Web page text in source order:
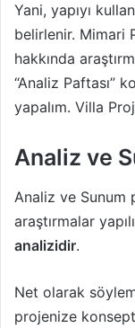
Yani, yapıyı
belirlenir. Mimari
hakkında
“Analiz Paftası”
yapalım. Villa
Analiz ve
Analiz ve Sunum
araştırmalar
analizidir.
Net olarak
projenize